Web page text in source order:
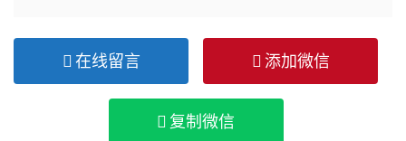
在线留言 添加微信
复制微信